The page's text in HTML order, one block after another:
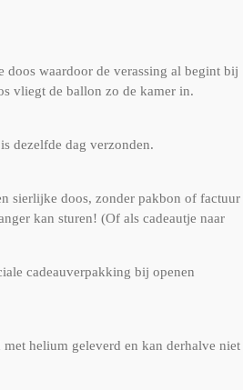
waardoor de verassing al begint bij
vliegt de ballon zo de kamer in.
dezelfde dag verzonden.
sierlijke doos, zonder pakbon of factuur
kan sturen! (Of als cadeautje naar
cadeauverpakking bij openen
helium geleverd en kan derhalve niet